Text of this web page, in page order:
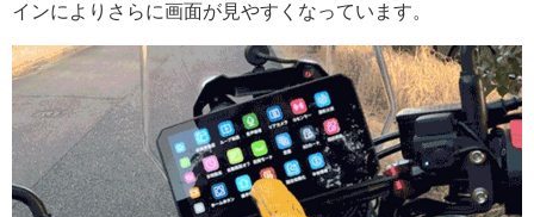
インによりさらに画面が見やすくなっています。